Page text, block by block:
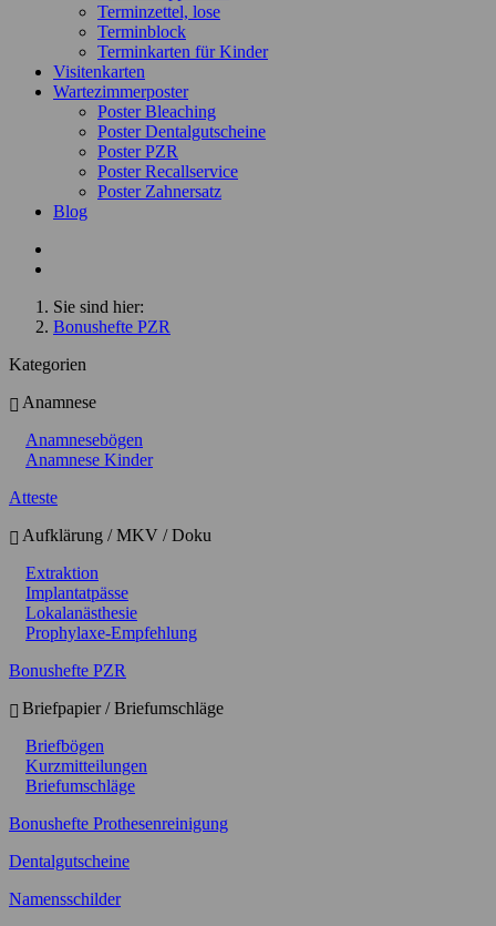
Terminzettel, lose
Terminblock
Terminkarten für Kinder
Visitenkarten
Wartezimmerposter
Poster Bleaching
Poster Dentalgutscheine
Poster PZR
Poster Recallservice
Poster Zahnersatz
Blog
Sie sind hier:
Bonushefte PZR
Kategorien
Anamnese
Anamnesebögen
Anamnese Kinder
Atteste
Aufklärung / MKV / Doku
Extraktion
Implantatpässe
Lokalanästhesie
Prophylaxe-Empfehlung
Bonushefte PZR
Briefpapier / Briefumschläge
Briefbögen
Kurzmitteilungen
Briefumschläge
Bonushefte Prothesenreinigung
Dentalgutscheine
Namensschilder